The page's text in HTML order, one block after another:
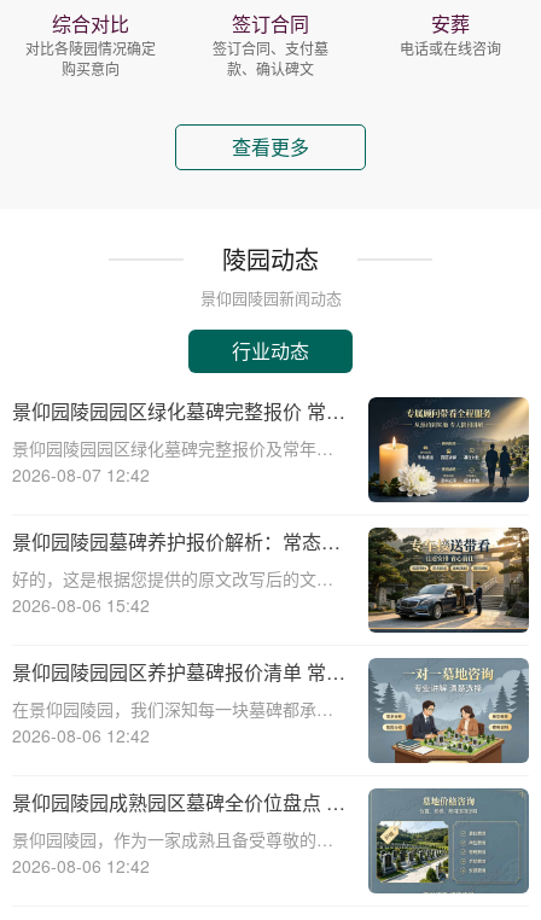
综合对比
对比各陵园情况确定
购买意向
签订合同
签订合同、支付墓
款、确认碑文
安葬
电话或在线咨询
查看更多
陵园动态
景仰园陵园新闻动态
行业动态
景仰园陵园园区绿化墓碑完整报价 常年
养护不收取额外费用详解
景仰园陵园园区绿化墓碑完整报价及常年养
护服务详解☎ 景仰园陵园电话:400-838-
来越注重生态环保和人文关怀。景仰园陵园
作为一家专业的陵园服务提供商，致力
2026-08-07 12:42
景仰园陵园墓碑养护报价解析：常态化
保洁服务免费说明
好的，这是根据您提供的原文改写后的文章
内容：☎ 景仰园陵园电话:400-838-5063景
洁费用说明景仰园陵园，作为寄托哀思与缅
怀的庄重之地，对园内环境的维护
2026-08-06 15:42
景仰园陵园园区养护墓碑报价清单 常态
化保洁无需额外付费详解
在景仰园陵园，我们深知每一块墓碑都承载
着对逝者的深深敬意和对生者的无尽思念。
务，确保每一处都保持庄严肃穆与整洁美
观。本文将详细解析景仰园陵园园区养护墓
碑的报价清单
2026-08-06 12:42
景仰园陵园成熟园区墓碑全价位盘点 老
客户续费叠加福利详解
景仰园陵园，作为一家成熟且备受尊敬的陵
园，一直致力于为用户提供高质量的服务和
2026-08-06 12:42